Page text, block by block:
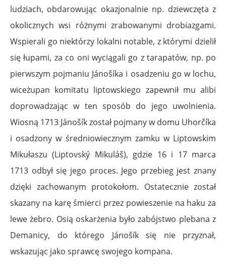
ludziach, obdarowując okazjonalnie np. dziewczęta z
okolicznych wsi różnymi zrabowanymi drobiazgami.
Wspierali go niektórzy lokalni notable, z którymi dzielił
się łupami, za co oni wyciągali go z tarapatów, np. po
pierwszym pojmaniu Jánošíka i osadzeniu go w lochu,
wiceżupan komitatu liptowskiego zapewnił mu alibi
doprowadzając w ten sposób do jego uwolnienia.
Wiosną 1713 Jánošík został pojmany w domu Uhorčíka
i osadzony w średniowiecznym zamku w Liptowskim
Mikułaszu (Liptovský Mikuláš), gdzie 16 i 17 marca
1713 odbył się jego proces. Jego przebieg jest znany
dzięki zachowanym protokołom. Ostatecznie został
skazany na karę śmierci przez powieszenie na haku za
lewe żebro. Osią oskarżenia było zabójstwo plebana z
Demanicy, do którego Jánošík się nie przyznał,
wskazując jako sprawcę swojego kompana.